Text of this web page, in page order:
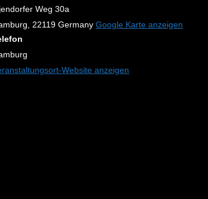
Weg 30a
22119 Germany Google Karte anzeigen
Website anzeigen